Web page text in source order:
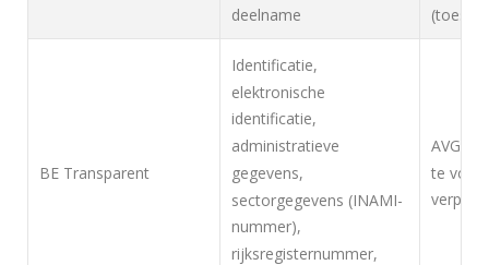
deelname
BE Transparent
Identificatie,
elektronische
identificatie,
administratieve
gegevens,
sectorgegevens (INAMI-
nummer),
rijksregisternummer,
AVG,
te